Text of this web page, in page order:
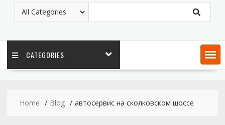
CATEGORIES
Home Blog автосервис на сколковском шоссе